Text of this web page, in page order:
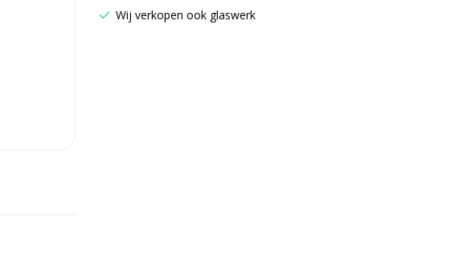
Wij verkopen ook glaswerk